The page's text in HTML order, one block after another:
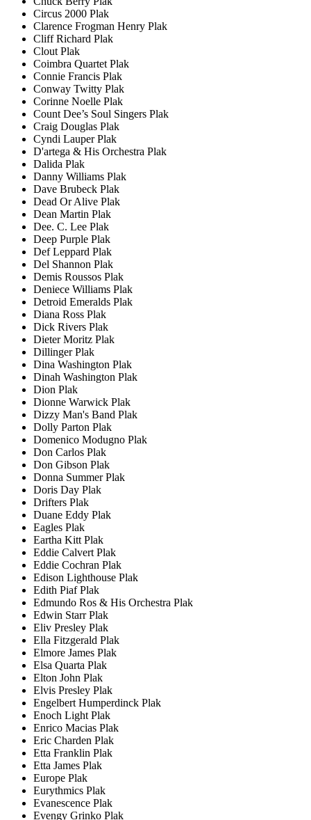
Circus 2000 Plak
Clarence Frogman Henry Plak
Cliff Richard Plak
Clout Plak
Coimbra Quartet Plak
Connie Francis Plak
Conway Twitty Plak
Corinne Noelle Plak
Count Dee’s Soul Singers Plak
Craig Douglas Plak
Cyndi Lauper Plak
D'artega & His Orchestra Plak
Dalida Plak
Danny Williams Plak
Dave Brubeck Plak
Dead Or Alive Plak
Dean Martin Plak
Dee. C. Lee Plak
Deep Purple Plak
Def Leppard Plak
Del Shannon Plak
Demis Roussos Plak
Deniece Williams Plak
Detroid Emeralds Plak
Diana Ross Plak
Dick Rivers Plak
Dieter Moritz Plak
Dillinger Plak
Dina Washington Plak
Dinah Washington Plak
Dion Plak
Dionne Warwick Plak
Dizzy Man's Band Plak
Dolly Parton Plak
Domenico Modugno Plak
Don Carlos Plak
Don Gibson Plak
Donna Summer Plak
Doris Day Plak
Drifters Plak
Duane Eddy Plak
Eagles Plak
Eartha Kitt Plak
Eddie Calvert Plak
Eddie Cochran Plak
Edison Lighthouse Plak
Edith Piaf Plak
Edmundo Ros & His Orchestra Plak
Edwin Starr Plak
Eliv Presley Plak
Ella Fitzgerald Plak
Elmore James Plak
Elsa Quarta Plak
Elton John Plak
Elvis Presley Plak
Engelbert Humperdinck Plak
Enoch Light Plak
Enrico Macias Plak
Eric Charden Plak
Etta Franklin Plak
Etta James Plak
Europe Plak
Eurythmics Plak
Evanescence Plak
Evengy Grinko Plak